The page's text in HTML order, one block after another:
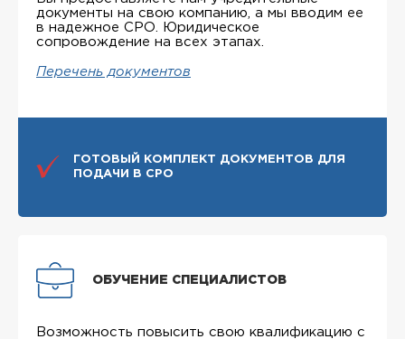
документы на свою компанию, а мы вводим ее
в надежное СРО. Юридическое
сопровождение на всех этапах.
Перечень документов
ГОТОВЫЙ КОМПЛЕКТ ДОКУМЕНТОВ ДЛЯ
ПОДАЧИ В СРО
ОБУЧЕНИЕ СПЕЦИАЛИСТОВ
Возможность повысить свою квалификацию с